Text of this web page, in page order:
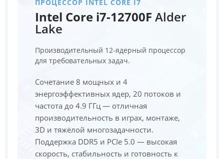
ПРОЦЕССОР INTEL CORE I7
Intel Core i7-12700F Alder
Lake
Производительный 12-ядерный процессор
для требовательных задач.
Сочетание 8 мощных и 4
энергоэффективных ядер, 20 потоков и
частота до 4.9 ГГц — отличная
производительность в играх, монтаже,
3D и тяжёлой многозадачности.
Поддержка DDR5 и PCIe 5.0 — высокая
скорость, стабильность и готовность к